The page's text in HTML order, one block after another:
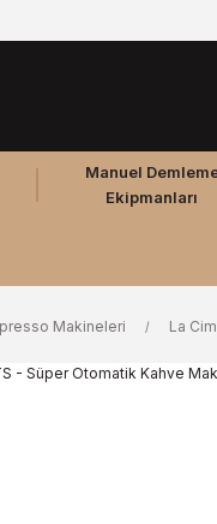
Manuel
Ekipmanları
Makineleri La